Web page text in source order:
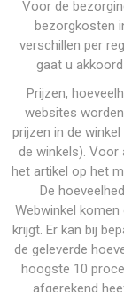
Voor de
bezorgkosten
verschillen per
gaat u
Prijzen,
websites
prijzen in de
de winkels). Voor
het artikel op het
De
Webwinkel
krijgt. Er kan bij
de geleverde
hoogste 10
afgerekend